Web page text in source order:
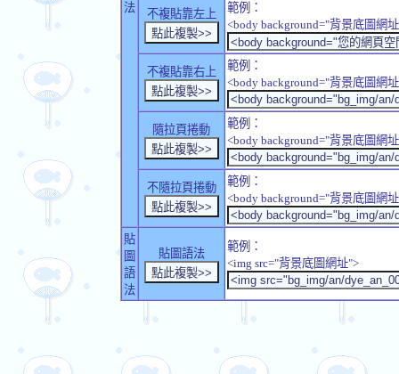
法
不複貼靠左上
範例：
<body background="背景底圖網
不複貼靠右上
範例：
<body background="背景底圖網
隨拉頁捲動
範例：
<body background="背景底圖網
不隨拉頁捲動
範例：
<body background="背景底圖網
貼
圖
語
法
貼圖語法
範例：
<img src="背景底圖網址">